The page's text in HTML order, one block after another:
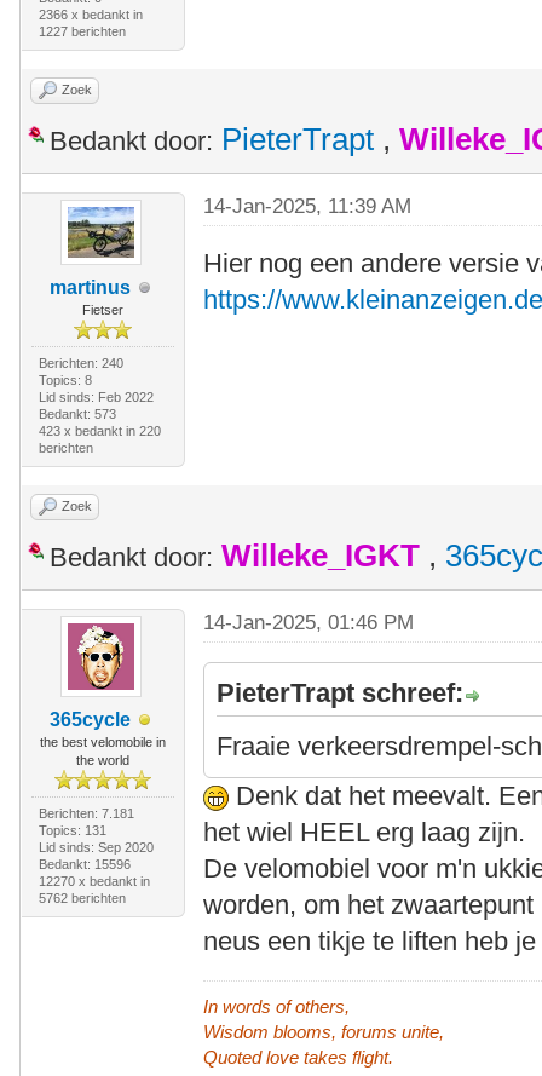
2366 x bedankt in
1227 berichten
Zoek
Bedankt door: PieterTrapt ,
martinus
Fietser
Berichten: 240
Topics: 8
Lid sinds: Feb 2022
Bedankt: 573
423 x bedankt in 220
berichten
14-Jan-2025, 11:39 AM
Hier nog een andere versie
https://
Zoek
Bedankt door: Willeke_IGKT ,
365cycle
the best velomobile in
the world
Berichten: 7.181
Topics: 131
Lid sinds: Sep 2020
Bedankt: 15596
12270 x bedankt in
5762 berichten
14-Jan-2025, 01:46 PM
PieterTrapt schreef:
Fraaie verkeersdrempel-
Denk dat het meevalt.
het wiel HEEL erg laag zijn.
De velomobiel voor m'n
worden, om het
neus een tikje te liften heb
In words of others,
Wisdom blooms, forums unite,
Quoted love takes flight.